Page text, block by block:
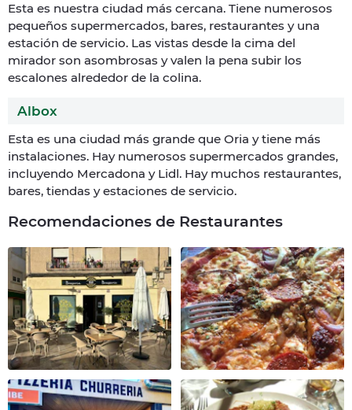
Esta es nuestra ciudad más cercana. Tiene numerosos
pequeños supermercados, bares, restaurantes y una
estación de servicio. Las vistas desde la cima del
mirador son asombrosas y valen la pena subir los
escalones alrededor de la colina.
Albox
Esta es una ciudad más grande que Oria y tiene más
instalaciones. Hay numerosos supermercados grandes,
incluyendo Mercadona y Lidl. Hay muchos restaurantes,
bares, tiendas y estaciones de servicio.
Recomendaciones de Restaurantes